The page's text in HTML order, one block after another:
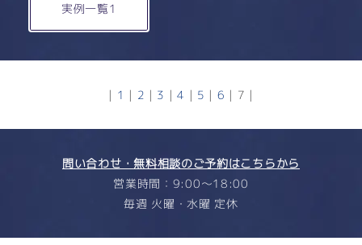
実例一覧1
| 1 | 2 | 3 | 4 | 5 | 6 | 7 |
問い合わせ・無料相談のご予約はこちらから
営業時間：9:00〜18:00
毎週 火曜・水曜 定休